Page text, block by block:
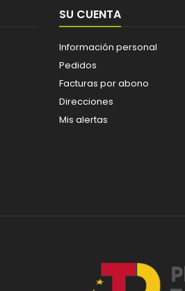
SU CUENTA
Información personal
Pedidos
Facturas por abono
Direcciones
Mis alertas